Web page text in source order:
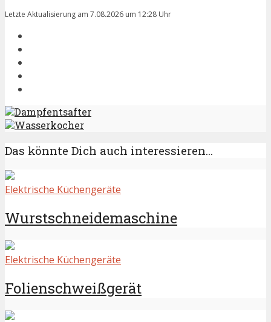
Letzte Aktualisierung am 7.08.2026 um 12:28 Uhr
Dampfentsafter
Wasserkocher
Das könnte Dich auch interessieren...
Elektrische Küchengeräte
Wurstschneidemaschine
Elektrische Küchengeräte
Folienschweißgerät